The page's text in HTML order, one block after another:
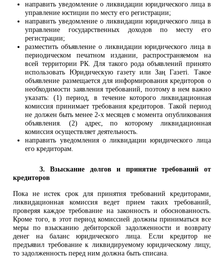
направить уведомление о ликвидации юридического лица в
управление юстиции по месту его регистрации;
направить уведомление о ликвидации юридического лица в
управление государственных доходов по месту его
регистрации;
разместить объявление о ликвидации юридического лица в
периодическом печатном издании, распространяемом на
всей территории РК. Для такого рода объявлений принято
использовать Юридическую газету или Заң Газеті. Такое
объявление размещается для информирования кредиторов о
необходимости заявления требований, поэтому в нем важно
указать: (1) период, в течение которого ликвидационная
комиссия принимает требования кредиторов. Такой период
не должен быть менее 2-х месяцев с момента опубликования
объявления. (2) адрес, по которому ликвидационная
комиссия осуществляет деятельность.
направить уведомления о ликвидации юридического лица
его кредиторам.
3. Взыскание долгов и принятие требований от
кредиторов
Пока не истек срок для принятия требований кредиторами,
ликвидационная комиссия ведет прием таких требований,
проверяя каждое требование на законность и обоснованность.
Кроме того, в этот период комиссией должны приниматься все
меры по взысканию дебиторской задолженности и возврату
денег на баланс юридического лица. Если кредитор не
предъявил требование к ликвидируемому юридическому лицу,
то задолженность перед ним должна быть списана.